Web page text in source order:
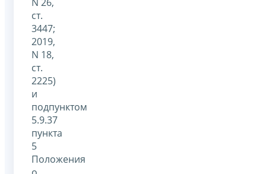
ст.
3447;
2019,
N 18,
ст.
2225)
и
подпунктом
5.9.37
пункта
5
Положения